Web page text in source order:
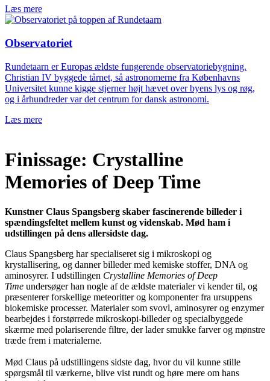
Læs mere
Observatoriet
Rundetaarn er Europas ældste fungerende observatoriebygning.
Christian IV byggede tårnet, så astronomerne fra Københavns
Universitet kunne kigge stjerner højt hævet over byens lys og røg,
og i århundreder var det centrum for dansk astronomi.
Læs mere
Finissage: Crystalline
Memories of Deep Time
Kunstner Claus Spangsberg skaber fascinerende billeder i
spændingsfeltet mellem kunst og videnskab. Mød ham i
udstillingen på dens allersidste dag.
Claus Spangsberg har specialiseret sig i mikroskopi og
krystallisering, og danner billeder med kemiske stoffer, DNA og
aminosyrer. I udstillingen Crystalline Memories of Deep
Time undersøger han nogle af de ældste materialer vi kender til, og
præsenterer forskellige meteoritter og komponenter fra ursuppens
biokemiske processer. Materialer som svovl, aminosyrer og enzymer
bearbejdes i forstørrede mikroskopi-billeder og specialbyggede
skærme med polariserende filtre, der lader smukke farver og mønstre
træde frem i materialerne.
Mød Claus på udstillingens sidste dag, hvor du vil kunne stille
spørgsmål til værkerne, blive vist rundt og høre mere om hans